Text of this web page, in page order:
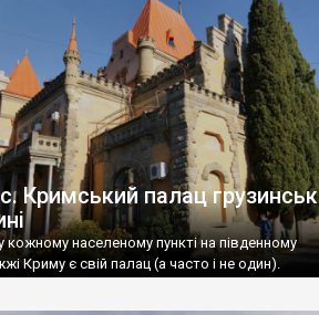
Кримський палац
населеному пункті на південному
Криму є свій палац (а часто і не один).